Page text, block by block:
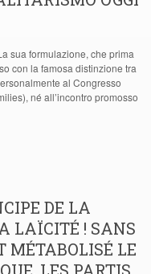
sua formulazione, che prima
con la famosa distinzione tra
al Congresso
né all’incontro promosso
DE LA
LAÏCITÉ ! SANS
MÉTABOLISÉ LE